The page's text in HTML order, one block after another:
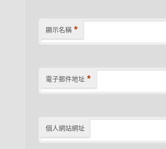
顯示名稱 *
電子郵件地址 *
個人網站網址